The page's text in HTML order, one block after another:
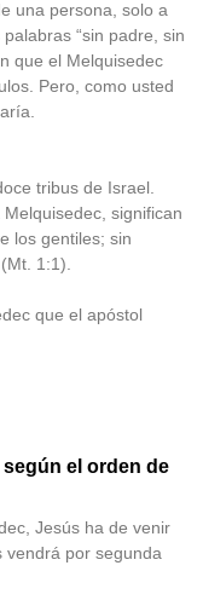
una persona, solo a
“sin padre, sin
que el Melquisedec
Pero, como usted
tribus de Israel.
significan
los gentiles; sin
1:1).
que el apóstol
el orden de
Jesús ha de venir
vendrá por segunda